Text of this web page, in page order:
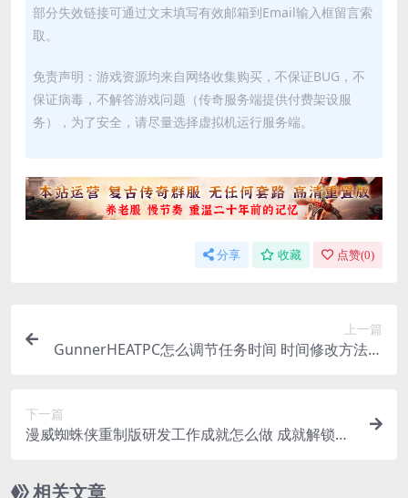
部分失效链接可通过文末填写有效邮箱到Email输入框留言索
取。
免责声明：游戏资源均来自网络收集购买，不保证BUG，不
保证病毒，不解答游戏问题（传奇服务端提供付费架设服
务），为了安全，请尽量选择虚拟机运行服务端。
分享 收藏 点赞(0)
上一篇
GunnerHEATPC怎么调节任务时间 时间修改方法一
下一篇
漫威蜘蛛侠重制版研发工作成就怎么做 成就解锁攻
相关文章